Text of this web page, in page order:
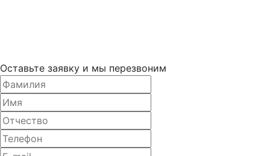
Оставьте заявку и мы перезвоним